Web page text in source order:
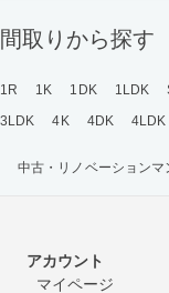
間取りから探す
1R 1K 1DK 1LDK
3LDK
4K 4DK 4LDK
中古・リノベーション
アカウント
マイページ